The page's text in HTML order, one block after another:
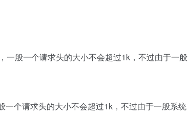
一般一个请求头的大小不会超过1k，不过由于一般
个请求头的大小不会超过1k，不过由于一般系统